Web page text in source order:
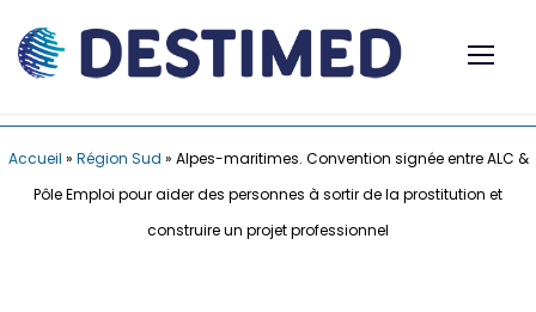
Accueil » Région Sud » Alpes-maritimes. Convention signée entre ALC &
Pôle Emploi pour aider des personnes à sortir de la prostitution et
construire un projet professionnel